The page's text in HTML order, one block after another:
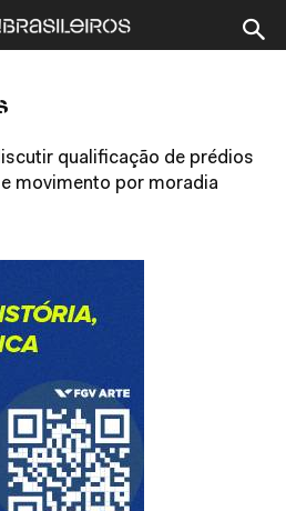
qualificação de prédios
movimento por moradia